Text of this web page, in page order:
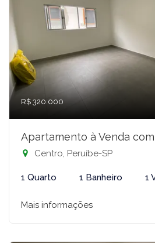
R$ 320.000
Apartamento à Venda com
Centro, Peruíbe-SP
1 Quarto 1 Banheiro 1
Mais informações